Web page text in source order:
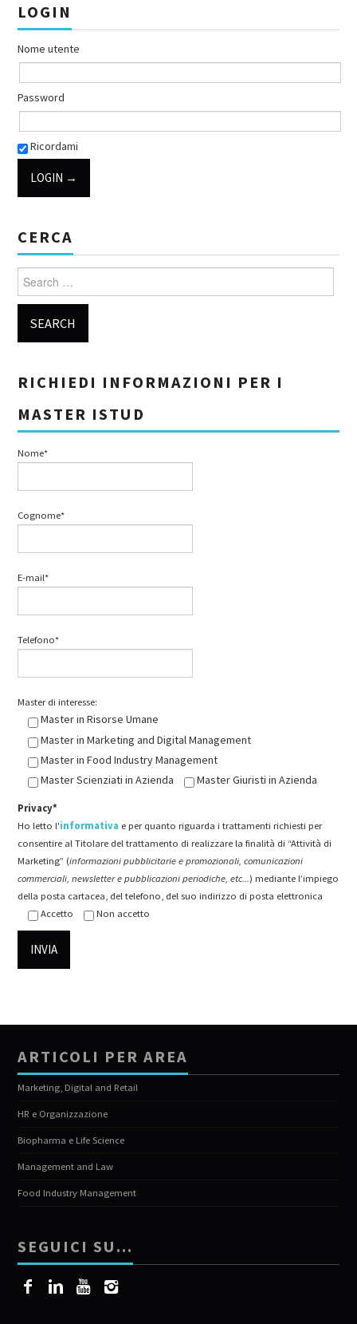
LOGIN
Nome utente
Password
Ricordami
CERCA
Search for:
RICHIEDI INFORMAZIONI PER I
MASTER ISTUD
Nome*
Cognome*
E-mail*
Telefono*
Master di interesse:
Master in Risorse Umane
Master in Marketing and Digital Management
Master in Food Industry Management
Master Scienziati in Azienda
Master Giuristi in Azienda
Privacy*
Ho letto l'informativa e per quanto riguarda i trattamenti richiesti per
consentire al Titolare del trattamento di realizzare la finalità di “Attività di
Marketing” (informazioni pubblicitarie e promozionali, comunicazioni
commerciali, newsletter e pubblicazioni periodiche, etc...) mediante l’impiego
della posta cartacea, del telefono, del suo indirizzo di posta elettronica
Accetto
Non accetto
ARTICOLI PER AREA
Marketing, Digital and Retail
HR e Organizzazione
Biopharma e Life Science
Management and Law
Food Industry Management
SEGUICI SU…